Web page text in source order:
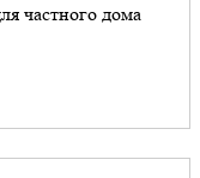
частного дома